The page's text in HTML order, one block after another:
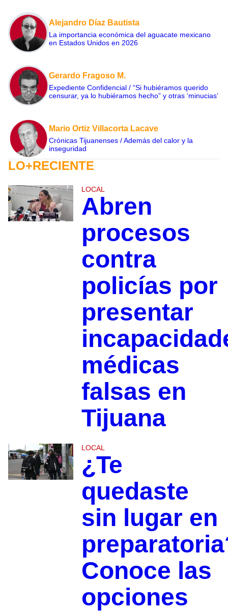
Alejandro Díaz Bautista
La importancia económica del aguacate mexicano
en Estados Unidos en 2026
Gerardo Fragoso M.
Expediente Confidencial / “Si hubiéramos querido
censurar, ya lo hubiéramos hecho” y otras ‘minucias’
Mario Ortiz Villacorta Lacave
Crónicas Tijuanenses / Además del calor y la
inseguridad
LO+RECIENTE
LOCAL
Abren
procesos
contra
policías por
presentar
médicas
falsas en
Tijuana
LOCAL
¿Te
quedaste
sin lugar en
Conoce las
opciones